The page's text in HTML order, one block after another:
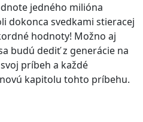
jedného milióna
dokonca svedkami stieracej
hodnoty! Možno aj
budú dediť z generácie na
príbeh a každé
kapitolu tohto príbehu.